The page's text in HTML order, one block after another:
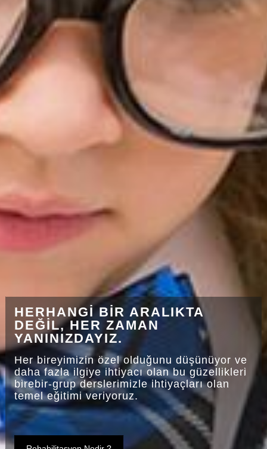
HERHANGİ BİR ARALIKTA
DEĞİL, HER ZAMAN
YANINIZDAYIZ.
Her bireyimizin özel olduğunu düşünüyor ve
daha fazla ilgiye ihtiyacı olan bu güzellikleri
birebir-grup derslerimizle ihtiyaçları olan
temel eğitimi veriyoruz.